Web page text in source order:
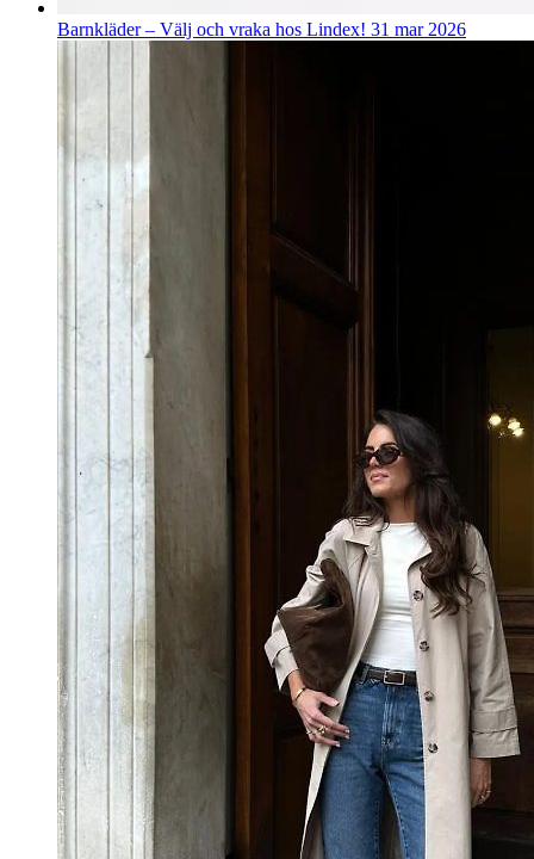
Barnkläder – Välj och vraka hos Lindex! 31 mar 2026